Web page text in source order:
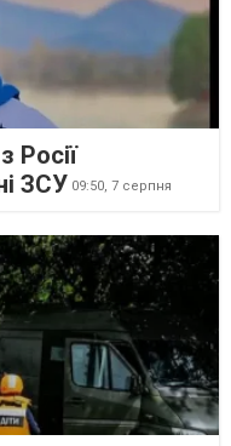
Росії
ЗСУ 09:50, 7 серпня